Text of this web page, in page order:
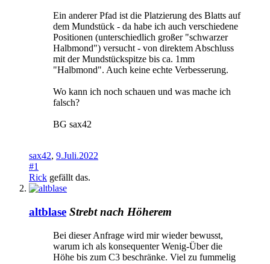
Ein anderer Pfad ist die Platzierung des Blatts auf
dem Mundstück - da habe ich auch verschiedene
Positionen (unterschiedlich großer "schwarzer
Halbmond") versucht - von direktem Abschluss
mit der Mundstückspitze bis ca. 1mm
"Halbmond". Auch keine echte Verbesserung.
Wo kann ich noch schauen und was mache ich
falsch?
BG sax42
sax42, 9.Juli.2022
#1
Rick gefällt das.
altblase Strebt nach Höherem
Bei dieser Anfrage wird mir wieder bewusst,
warum ich als konsequenter Wenig-Über die
Höhe bis zum C3 beschränke. Viel zu fummelig